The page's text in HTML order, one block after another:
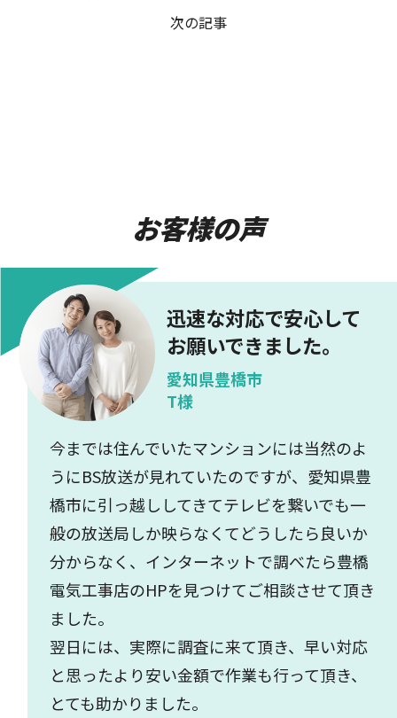
次の記事
お客様の声
迅速な対応で安心して
お願いできました。
愛知県豊橋市
T様
今までは住んでいたマンションには当然のよ
うにBS放送が見れていたのですが、愛知県豊
橋市に引っ越ししてきてテレビを繋いでも一
般の放送局しか映らなくてどうしたら良いか
分からなく、インターネットで調べたら豊橋
電気工事店のHPを見つけてご相談させて頂き
ました。
翌日には、実際に調査に来て頂き、早い対応
と思ったより安い金額で作業も行って頂き、
とても助かりました。